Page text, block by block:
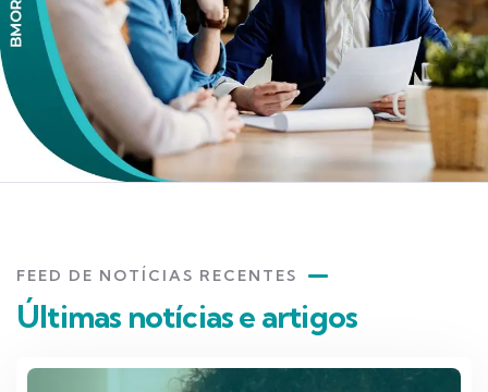
FEED DE NOTÍCIAS RECENTES
Últimas notícias e artigos